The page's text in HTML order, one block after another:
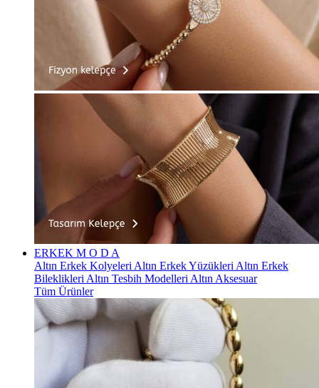
ERKEK M O D A
Altın Erkek Kolyeleri Altın Erkek Yüzükleri Altın Erkek
Bileklikleri Altın Tesbih Modelleri Altın Aksesuar
Tüm Ürünler